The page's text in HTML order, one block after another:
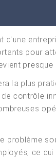
d'une
pour
presque
la plus
contrôle
problème
ce qui